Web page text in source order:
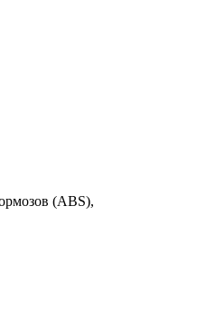
(ABS),